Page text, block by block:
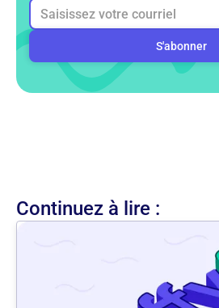
Continuez à lire :